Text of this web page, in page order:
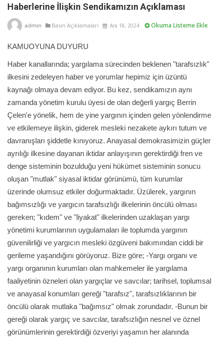
Haberlerine İlişkin Sendikamızın Açıklaması
admin Basın Açıklamaları Ara 18, 2024 Okuma Listeme Ekle
KAMUOYUNA DUYURU
Haber kanallarında; yargılama sürecinden beklenen "tarafsızlık"
ilkesini zedeleyen haber ve yorumlar hepimiz için üzüntü
kaynağı olmaya devam ediyor. Bu kez, sendikamızın aynı
zamanda yönetim kurulu üyesi de olan değerli yargıç Berrin
Çelen'e yönelik, hem de yine yargının içinden gelen yönlendirme
ve etkilemeye ilişkin, giderek mesleki nezakete aykırı tutum ve
davranışları şiddetle kınıyoruz. Anayasal demokrasimizin güçler
ayrılığı ilkesine dayanan iktidar anlayışının gerektirdiği fren ve
denge sisteminin bozulduğu yeni hükümet sisteminin sonucu
oluşan "mutlak" siyasal iktidar görünümü, tüm kurumlar
üzerinde olumsuz etkiler doğurmaktadır. Üzülerek, yargının
bağımsızlığı ve yargıcın tarafsızlığı ilkelerinin öncülü olması
gereken; "kıdem" ve "liyakat" ilkelerinden uzaklaşan yargı
yönetimi kurumlarının uygulamaları ile toplumda yargının
güvenilirliği ve yargıcın mesleki özgüveni bakımından ciddi bir
gerileme yaşandığını görüyoruz. Bize göre; -Yargı organı ve
yargı organının kurumları olan mahkemeler ile yargılama
faaliyetinin özneleri olan yargıçlar ve savcılar; tarihsel, toplumsal
ve anayasal konumları gereği "tarafsız", tarafsızlıklarının bir
öncülü olarak mutlaka "bağımsız" olmak zorundadır. -Bunun bir
gereği olarak yargıç ve savcılar, tarafsızlığın nesnel ve öznel
görünümlerinin gerektirdiği özveriyi yaşamın her alanında